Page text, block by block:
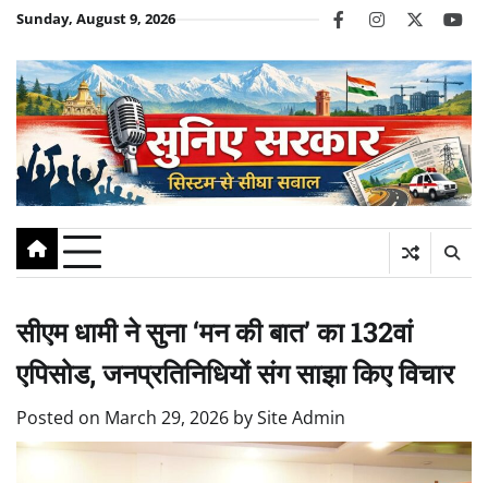
Skip
content
Sunday, August 9, 2026 facebookinstagram
twitter
सीएम धामी ने सुना ‘मन की बात’ का 132वां
एपिसोड, जनप्रतिनिधियों संग साझा किए विचार
Posted on March 29, 2026 bySite Admin